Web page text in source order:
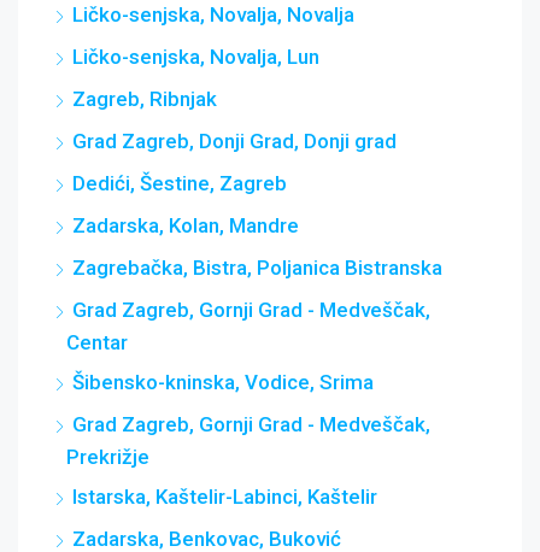
Ličko-senjska, Novalja, Novalja
Ličko-senjska, Novalja, Lun
Zagreb, Ribnjak
Grad Zagreb, Donji Grad, Donji grad
Dedići, Šestine, Zagreb
Zadarska, Kolan, Mandre
Zagrebačka, Bistra, Poljanica Bistranska
Grad Zagreb, Gornji Grad - Medveščak,
Centar
Šibensko-kninska, Vodice, Srima
Grad Zagreb, Gornji Grad - Medveščak,
Prekrižje
Istarska, Kaštelir-Labinci, Kaštelir
Zadarska, Benkovac, Buković